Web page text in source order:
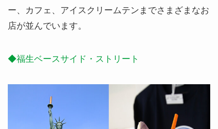
ー、カフェ、アイスクリームテンまでさまざまなお
店が並んでいます。
◆福生ベースサイド・ストリート